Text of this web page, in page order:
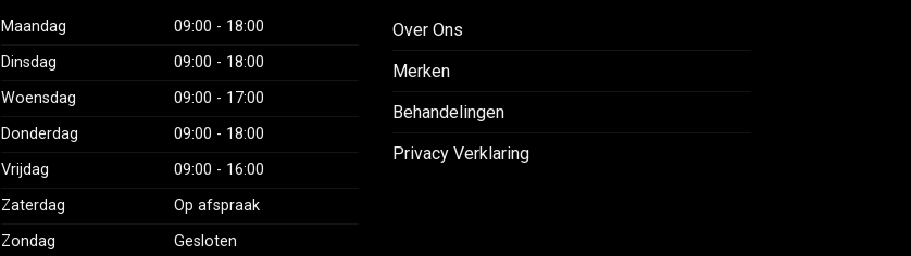
Maandag
09:00 - 18:00
Dinsdag
09:00 - 18:00
Woensdag
09:00 - 17:00
Donderdag
09:00 - 18:00
Vrijdag
09:00 - 16:00
Zaterdag
Op afspraak
Zondag
Gesloten
Over Ons
Merken
Behandelingen
Privacy Verklaring